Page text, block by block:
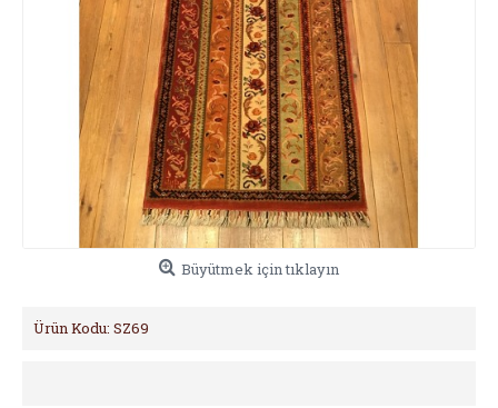
Büyütmek için tıklayın
Ürün Kodu: SZ69